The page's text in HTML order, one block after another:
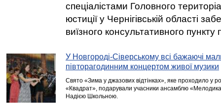
спеціалістами Головного
юстиції у Чернігівській області
виїзного консультативного
У Новгороді-Сіверському всі бажаючі
півторагодинним концертом живої музики
Свято «Зима у джазових відтінках», яке проходило у
«Квадрат», подарували учасники ансамблю
Надією Школьною.